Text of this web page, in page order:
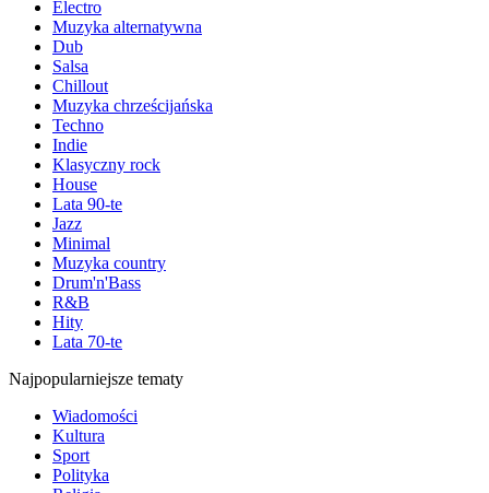
Electro
Muzyka alternatywna
Dub
Salsa
Chillout
Muzyka chrześcijańska
Techno
Indie
Klasyczny rock
House
Lata 90-te
Jazz
Minimal
Muzyka country
Drum'n'Bass
R&B
Hity
Lata 70-te
Najpopularniejsze tematy
Wiadomości
Kultura
Sport
Polityka